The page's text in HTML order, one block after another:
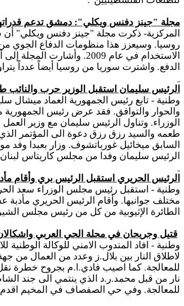
مجلة "جينز دفنس ويكلي": دمشق تدعم
الاستخدام في عام
الدفع. واشترت سوريا من روسيا أيضاً عدداً يتراوح بين 10 و20 من طائرات "ميغ - 29 - إم" (فالكروم) المقاتلة المتطورة ومتعددة
الرئيس سليمان استقبل الوزير حرب
وطنية - تابع رئيس الجمهورية العماد ميشال
والحوار والتوافق. فقد عرض رئيس الجمهورية
الوزراء. وتناول الرئيس سليمان مع وزير
طعمه والسيد رزق رزق دعوة الى المؤتمر الذي
السابق ميخائيل غورباتشوف. وزار بعبدا
الرئيس سليمان وفدا من مجلس كاريتاس
الرئيس الحريري استقبل الرئيس بري وأقام
وطنية - استقبل رئيس مجلس الوزراء سعد
مختلف جوانبها. وأقام الرئيس الحريري
الطائرة الإثيوبية من كل من رئيس مجلس
قتيل وجريحان في محلة الحي العربي
وطنية - افاد المندوب الامني للوكالة
لاطلاق النار بين بلال.ز وعدد من العمال من
للمعالجة. كما اصيب فادي.ا.م بجروح خطرة
نار من قبل محمد.ر.د الذي ينتمي الى جند
للمعالجة. وفي حي الصفصاف في المخيم اقدم